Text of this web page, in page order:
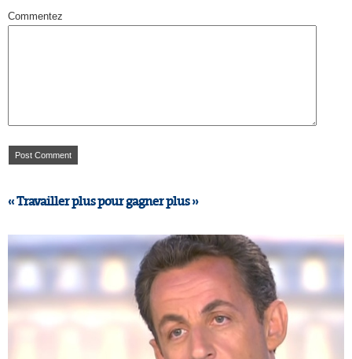
Commentez
« Travailler plus pour gagner plus »